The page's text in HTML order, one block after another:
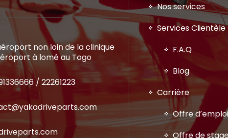
non loin de la clinique
à lomé au Togo
/ 22261223
Nos services
Services Clientèle
F.A.Q
Blog
Carrière
Offre d’emploi
Offre de